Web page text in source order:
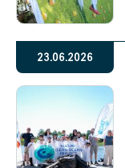
23.06.2026